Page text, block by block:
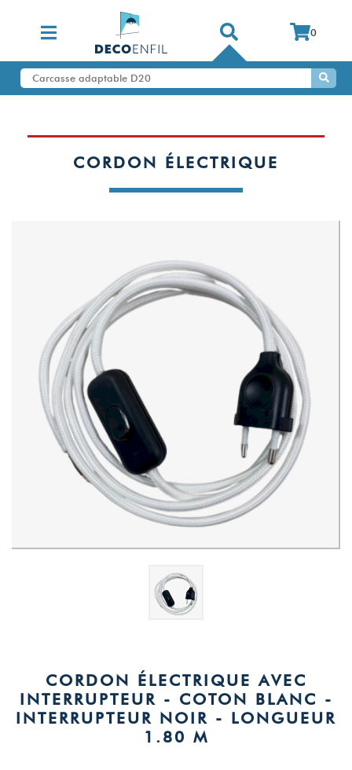
0
CORDON ÉLECTRIQUE
CORDON ÉLECTRIQUE AVEC
INTERRUPTEUR - COTON BLANC -
INTERRUPTEUR NOIR - LONGUEUR
1.80 M